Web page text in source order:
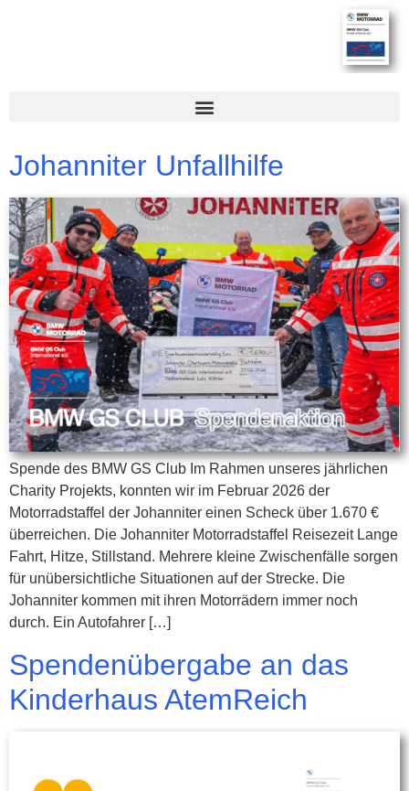
Johanniter Unfallhilfe
Spende des BMW GS Club Im Rahmen unseres jährlichen
Charity Projekts, konnten wir im Februar 2026 der
Motorradstaffel der Johanniter einen Scheck über 1.670 €
überreichen. Die Johanniter Motorradstaffel Reisezeit Lange
Fahrt, Hitze, Stillstand. Mehrere kleine Zwischenfälle sorgen
für unübersichtliche Situationen auf der Strecke. Die
Johanniter kommen mit ihren Motorrädern immer noch
durch. Ein Autofahrer […]
Spendenübergabe an das
Kinderhaus AtemReich